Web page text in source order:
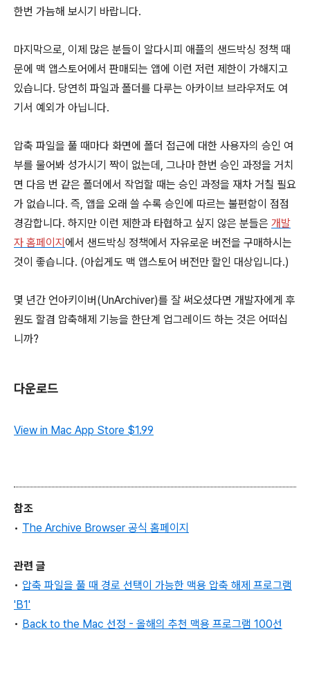
한번 가늠해 보시기 바랍니다.
마지막으로, 이제 많은 분들이 알다시피 애플의 샌드박싱 정책 때
문에 맥 앱스토어에서 판매되는 앱에 이런 저런 제한이 가해지고
있습니다. 당연히 파일과 폴더를 다루는 아카이브 브라우저도 여
기서 예외가 아닙니다.
압축 파일을 풀 때마다 화면에 폴더 접근에 대한 사용자의 승인 여
부를 물어봐 성가시기 짝이 없는데, 그나마 한번 승인 과정을 거치
면 다음 번 같은 폴더에서 작업할 때는 승인 과정을 재차 거칠 필요
가 없습니다. 즉, 앱을 오래 쓸 수록 승인에 따르는 불편함이 점점
경감합니다. 하지만 이런 제한과 타협하고 싶지 않은 분들은 개발
자 홈페이지 에서 샌드박싱 정책에서 자유로운 버전을 구매하시는
것이 좋습니다. (아쉽게도 맥 앱스토어 버전만 할인 대상입니다.)
몇 년간 언아키이버(UnArchiver)를 잘 써오셨다면 개발자에게 후
원도 할겸 압축해제 기능을 한단계 업그레이드 하는 것은 어떠십
니까?
다운로드
View in Mac App Store $1.99
참조
• The Archive Browser 공식 홈페이지
관련 글
• 압축 파일을 풀 때 경로 선택이 가능한 맥용 압축 해제 프로그램
'B1'
• Back to the Mac 선정 - 올해의 추천 맥용 프로그램 100선